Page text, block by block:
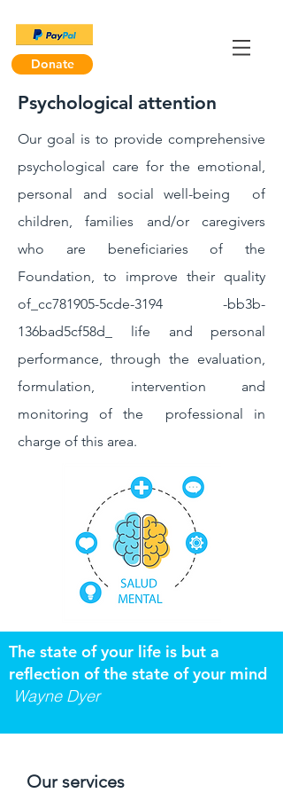
Donate
Psychological attention
Our goal is to provide comprehensive
psychological care for the emotional,
personal and social well-being
of
children, families and/or caregivers
who are beneficiaries of the
Foundation, to improve their quality
of_cc781905-5cde-3194 -bb3b-
136bad5cf58d_
life and personal
performance, through the evaluation,
formulation, intervention and
monitoring of the
professional in
charge of this area.
The state of your life is but a
reflection of the state of your mind
Wayne Dyer
Our services